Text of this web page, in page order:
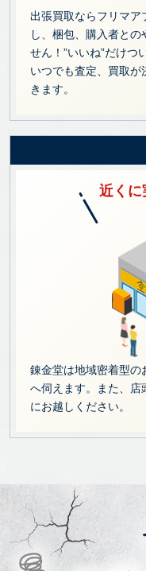
出張買取ならフリマア
し、梱包、購入者と
せん！”いいね”だけつ
いつでも査定、買取
きます。
近くに
錬金堂は地域密着型の
へ伺えます。また、店
にお越しください。